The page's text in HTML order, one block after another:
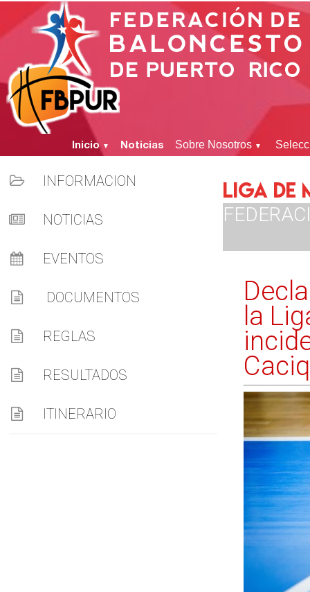
Inicio ▼ Noticias Sobre Nosotros ▼
INFORMACION
NOTICIAS
EVENTOS
DOCUMENTOS
REGLAS
RESULTADOS
ITINERARIO
LIGA DE
la